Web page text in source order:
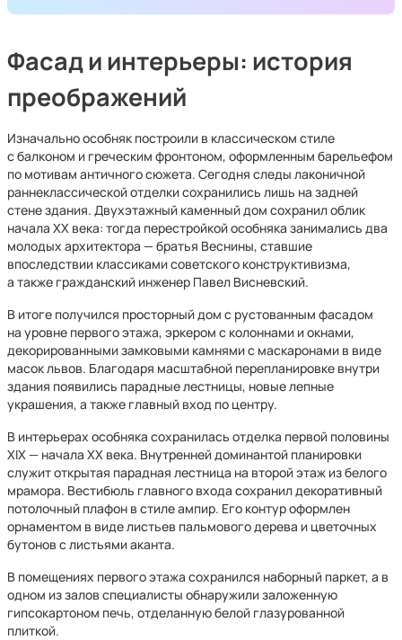
Фасад и интерьеры: история
преображений
Изначально особняк построили в классическом стиле
с балконом и греческим фронтоном, оформленным барельефом
по мотивам античного сюжета. Сегодня следы лаконичной
раннеклассической отделки сохранились лишь на задней
стене здания. Двухэтажный каменный дом сохранил облик
начала XX века: тогда перестройкой особняка занимались два
молодых архитектора — братья Веснины, ставшие
впоследствии классиками советского конструктивизма,
а также гражданский инженер Павел Висневский.
В итоге получился просторный дом с рустованным фасадом
на уровне первого этажа, эркером с колоннами и окнами,
декорированными замковыми камнями с маскаронами в виде
масок львов. Благодаря масштабной перепланировке внутри
здания появились парадные лестницы, новые лепные
украшения, а также главный вход по центру.
В интерьерах особняка сохранилась отделка первой половины
XIX — начала XX века. Внутренней доминантой планировки
служит открытая парадная лестница на второй этаж из белого
мрамора. Вестибюль главного входа сохранил декоративный
потолочный плафон в стиле ампир. Его контур оформлен
орнаментом в виде листьев пальмового дерева и цветочных
бутонов с листьями аканта.
В помещениях первого этажа сохранился наборный паркет, а в
одном из залов специалисты обнаружили заложенную
гипсокартоном печь, отделанную белой глазурованной
плиткой.